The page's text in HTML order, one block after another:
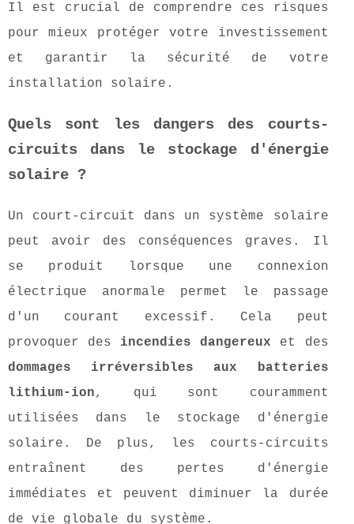
Il est crucial de comprendre ces risques
pour mieux protéger votre investissement
et garantir la sécurité de votre
installation solaire.
Quels sont les dangers des courts-
circuits dans le stockage d'énergie
solaire ?
Un court-circuit dans un système solaire
peut avoir des conséquences graves. Il
se produit lorsque une connexion
électrique anormale permet le passage
d'un courant excessif. Cela peut
provoquer des incendies dangereux et des
dommages irréversibles aux batteries
lithium-ion, qui sont couramment
utilisées dans le stockage d'énergie
solaire. De plus, les courts-circuits
entraînent des pertes d'énergie
immédiates et peuvent diminuer la durée
de vie globale du système.